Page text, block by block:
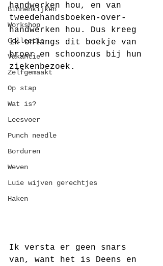
Binnenkijken
Workshop
Collectie
Vakantie
Zelfgemaakt
Op stap
Wat is?
Leesvoer
Punch needle
Borduren
Weven
Luie wijven gerechtjes
Haken
handwerken hou, en van
tweedehandsboeken-over-
handwerken hou. Dus kreeg
ik onlangs dit boekje van
broer en schoonzus bij hun
ziekenbezoek.
Ik versta er geen snars
van, want het is Deens en